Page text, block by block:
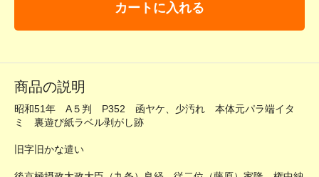
カートに入れる
商品の説明
昭和51年 A５判 P352 函ヤケ、少汚れ 本体元パラ端イタ
ミ 裏遊び紙ラベル剥がし跡
旧字旧かな遣い